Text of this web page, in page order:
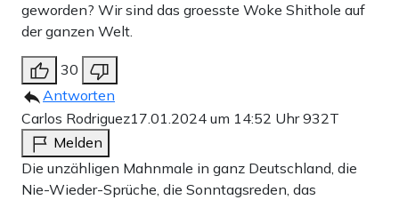
geworden? Wir sind das groesste Woke Shithole auf
der ganzen Welt.
30
Antworten
Carlos Rodriguez17.01.2024 um 14:52 Uhr932T
Melden
Die unzähligen Mahnmale in ganz Deutschland, die
Nie-Wieder-Sprüche, die Sonntagsreden, das